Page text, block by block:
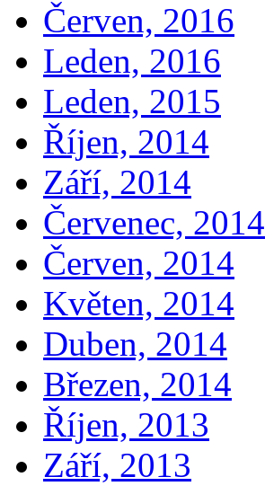
Červen, 2016
Leden, 2016
Leden, 2015
Říjen, 2014
Září, 2014
Červenec, 2014
Červen, 2014
Květen, 2014
Duben, 2014
Březen, 2014
Říjen, 2013
Září, 2013